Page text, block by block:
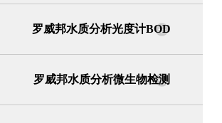
罗威邦水质分析光度计BOD
罗威邦水质分析微生物检测